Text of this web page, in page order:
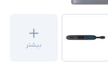
بیشتر